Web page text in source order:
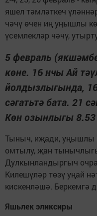
яшел тәмләткеч
чәчү өчен иң уңышлы
үсемлекләр чәчү,
5 февраль
көне. 16 нчы Ай
йолдызлыгында,
сәгатьтә бата. 21
Көн озынлыгы 8.53
Тыныч, иҗади, уңышлы
омтылу, җан
Дулкынландыргыч
Килешүләр төзү уңай
кискенләшә. Беркемгә
Яшьлек эликсиры